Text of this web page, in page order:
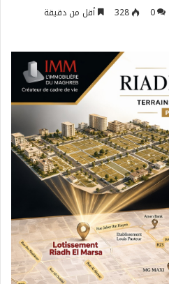
0
328 أقل من دقيقة